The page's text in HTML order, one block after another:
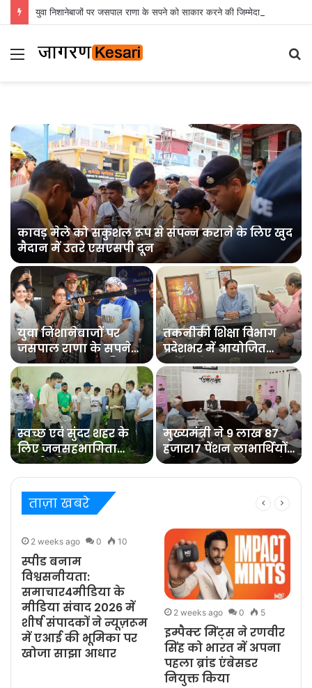
Menu
कावड़ मेले को सकुशल रूप से संपन्न कराने के लिए खुद
मैदान में उतरे एसएसपी दून
युवा निशानेबाजों पर
जसपाल राणा के सपने
को साकार करने की
जिम्मेदारी : रेखा आर्या
तकनीकी शिक्षा विभाग
प्रदेशभर में आयोजित
करेगा रोजगार
मेलेविभागीय मंत्री डा.
रावत ने बैठक में
अधिकारियों को दिये
निर्देश
स्वच्छ एवं सुंदर शहर के
लिए जनसहभागिता
जरूरीः डीएम
मुख्यमंत्री ने 9 लाख 87
हजार17 पेंशन लाभार्थियों
को कुल 146 करोड़ रुपये
32 लाख की पेंशन राशि
ताज़ा खबरे
2 weeks ago 0 10
स्पीड बनाम
विश्वसनीयता:
समाचार4मीडिया के
मीडिया संवाद 2026 में
शीर्ष संपादकों ने न्यूज़रूम
में एआई की भूमिका पर
खोजा साझा आधार
2 weeks ago 0 5
इम्पैक्ट मिंट्स ने रणवीर
सिंह को भारत में अपना
पहला ब्रांड एंबेसडर
नियुक्त किया